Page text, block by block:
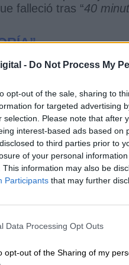
- Do Not Process My
opt-out of the sale, sharing to
for targeted advertising
selection. Please note that after
interest-based ads based
to third parties prior to
of your personal
This information may also be
Participants that may further
Data Processing Opt Outs
opt-out of the Sharing of my
falleció tras “40
a Feijóo”, el “
capaz de aprovechar
perdida la
los gallegos
Galicia” están -
política de
solo confrontar “el
“la política del
para servir a los
con diálogo y
“ ariete” contra el